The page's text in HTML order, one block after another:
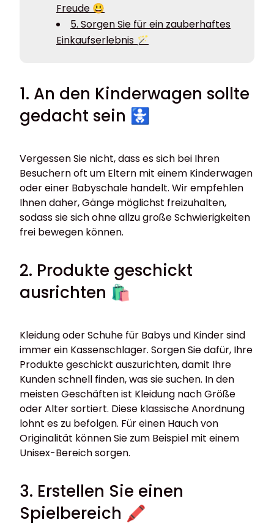
Freude 😃
5. Sorgen Sie für ein zauberhaftes
Einkaufserlebnis 🪄
1. An den Kinderwagen sollte
gedacht sein 🚼
Vergessen Sie nicht, dass es sich bei Ihren
Besuchern oft um Eltern mit einem Kinderwagen
oder einer Babyschale handelt. Wir empfehlen
Ihnen daher, Gänge möglichst freizuhalten,
sodass sie sich ohne allzu große Schwierigkeiten
frei bewegen können.
2. Produkte geschickt
ausrichten 🛍️
Kleidung oder Schuhe für Babys und Kinder sind
immer ein Kassenschlager. Sorgen Sie dafür, Ihre
Produkte geschickt auszurichten, damit Ihre
Kunden schnell finden, was sie suchen. In den
meisten Geschäften ist Kleidung nach Größe
oder Alter sortiert. Diese klassische Anordnung
lohnt es zu befolgen. Für einen Hauch von
Originalität können Sie zum Beispiel mit einem
Unisex-Bereich sorgen.
3. Erstellen Sie einen
Spielbereich 🖍️